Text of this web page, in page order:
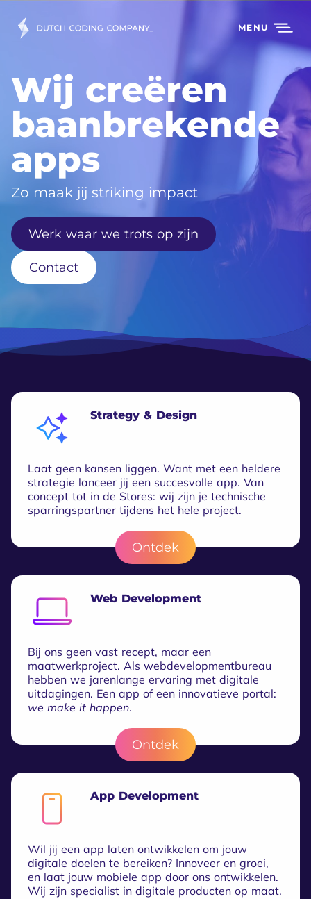
MENU
Wij creëren
baanbrekende
apps
Zo maak jij striking impact
Werk waar we trots op zijn
Contact
Strategy & Design
Laat geen kansen liggen. Want met een heldere
strategie lanceer jij een succesvolle app. Van
concept tot in de Stores: wij zijn je technische
sparringspartner tijdens het hele project.
Ontdek
Web Development
Bij ons geen vast recept, maar een
maatwerkproject. Als webdevelopmentbureau
hebben we jarenlange ervaring met digitale
uitdagingen. Een app of een innovatieve portal:
we make it happen.
Ontdek
App Development
Wil jij een app laten ontwikkelen om jouw
digitale doelen te bereiken? Innoveer en groei,
en laat jouw mobiele app door ons ontwikkelen.
Wij zijn specialist in digitale producten op maat.